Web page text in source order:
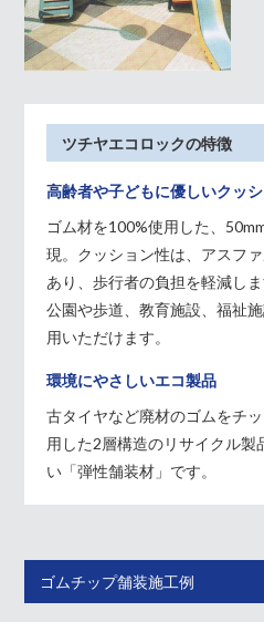
ツチヤエコロックの特徴
高齢者や子どもに優しいクッ
ゴム材を100%使用した、
現。クッション性は、アスフ
あり、歩行者の負担を軽減しま
公園や歩道、教育施設、福祉
用いただけます。
環境にやさしいエコ製品
古タイヤなど廃材のゴムをチ
用した2層構造のリサイクル製
い「弾性舗装材」です。
ゴムチップ舗装施工例